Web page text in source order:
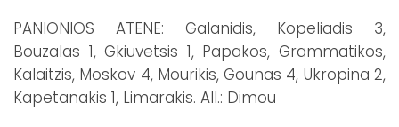
PANIONIOS ATENE: Galanidis, Kopeliadis 3,
Bouzalas 1, Gkiuvetsis 1, Papakos, Grammatikos,
Kalaitzis, Moskov 4, Mourikis, Gounas 4, Ukropina 2,
Kapetanakis 1, Limarakis. All.: Dimou